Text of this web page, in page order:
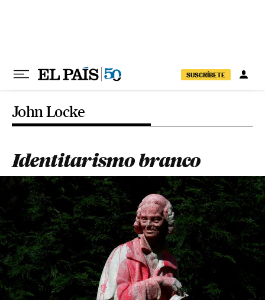
SUSCRÍBETE
John Locke
Identitarismo branco